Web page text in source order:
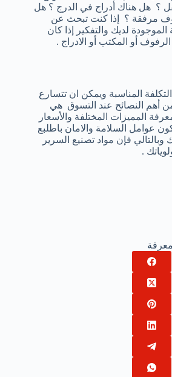
؟ هل هناك أدراج في الدرج ؟ هل
مرفقة ؟ إذا كنت تبحث عن
لديك والتفكير إذا كان
أو المكتب أو الادراج .
المناسبة ويمكن ان تتسارع
أهم النصائح عند التسوق هي
المميزات المختلفة والأسعار
عوامل السلامة والامان باطلبع
فإن مواد تصنيع السرير
.